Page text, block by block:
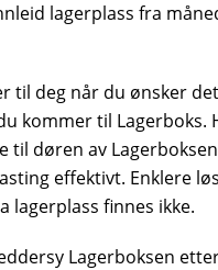
lagerplass fra
til deg når du ønsker
kommer til Lagerboks.
til døren av
effektivt. Enklere
lagerplass finnes ikke.
Lagerboksen